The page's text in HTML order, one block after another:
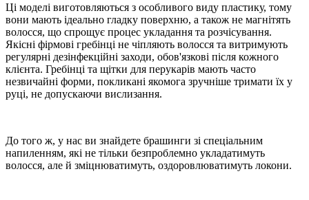
Ці моделі виготовляються з особливого виду пластику, тому
вони мають ідеально гладку поверхню, а також не магнітять
волосся, що спрощує процес укладання та розчісування.
Якісні фірмові гребінці не чіпляють волосся та витримують
регулярні дезінфекційні заходи, обов'язкові після кожного
клієнта. Гребінці та щітки для перукарів мають часто
незвичайні форми, покликані якомога зручніше тримати їх у
руці, не допускаючи вислизання.
До того ж, у нас ви знайдете брашинги зі спеціальним
напиленням, які не тільки безпроблемно укладатимуть
волосся, але й зміцнюватимуть, оздоровлюватимуть локони.